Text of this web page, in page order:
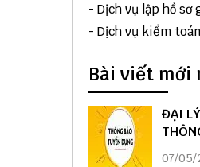
- Dịch vụ lập hồ
- Dịch vụ kiểm toán
Bài viết mới
ĐẠI
DỤNG
07/05/